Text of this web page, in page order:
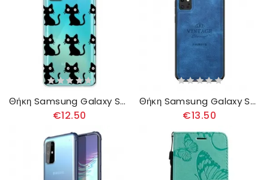
Θήκη Samsung Galaxy S20 Plus / S20 Plus 5G Πολλαπλές Μαύρες Γάτες
€12.50
Θήκη Samsung Galaxy S20 Plus / S20 Plus 5G Αξιότιμε Pinwuyo
€13.50